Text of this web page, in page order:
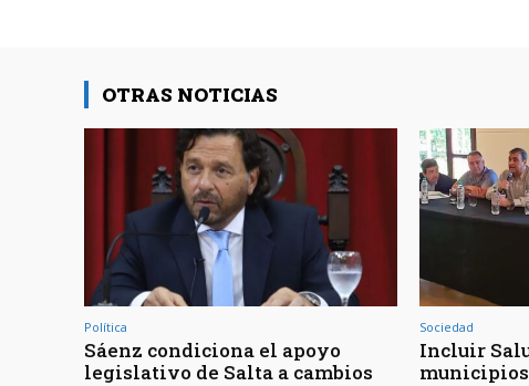
OTRAS NOTICIAS
Política
Sáenz condiciona el apoyo
legislativo de Salta a cambios
Sociedad
Incluir